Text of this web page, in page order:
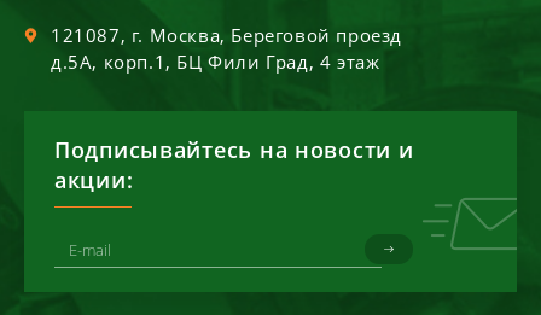
121087, г. Москва, Береговой проезд
д.5А, корп.1, БЦ Фили Град, 4 этаж
Подписывайтесь на новости и
акции: